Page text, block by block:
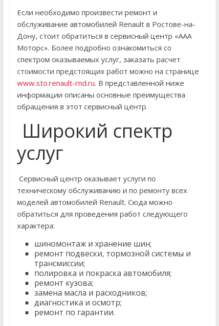
Если необходимо произвести ремонт и
обслуживание автомобилей Renault в Ростове-на-
Дону, стоит обратиться в сервисный центр «ААА
Моторс». Более подробно ознакомиться со
спектром оказываемых услуг, заказать расчет
стоимости предстоящих работ можно на странице
www.sto.renault-rnd.ru. В представленной ниже
информации описаны основные преимущества
обращения в этот сервисный центр.
Широкий спектр
услуг
Сервисный центр оказывает услуги по
техническому обслуживанию и по ремонту всех
моделей автомобилей Renault. Сюда можно
обратиться для проведения работ следующего
характера:
шиномонтаж и хранение шин;
ремонт подвески, тормозной системы и
трансмиссии;
полировка и покраска автомобиля;
ремонт кузова;
замена масла и расходников;
диагностика и осмотр;
ремонт по гарантии.